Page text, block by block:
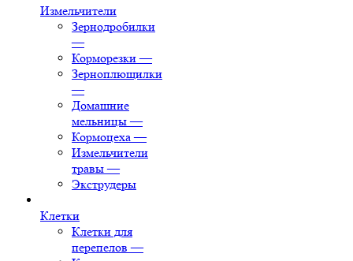
Измельчители
Зернодробилки
—
Корморезки —
Зерноплющилки
—
Домашние
мельницы —
Кормоцеха —
Измельчители
травы —
Экструдеры
Клетки
Клетки для
перепелов —